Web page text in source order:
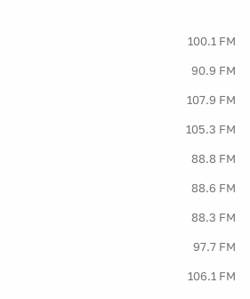
100.1 FM
90.9 FM
107.9 FM
105.3 FM
88.8 FM
88.6 FM
88.3 FM
97.7 FM
106.1 FM